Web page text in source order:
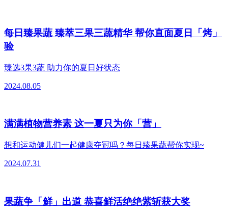
每日臻果蔬 臻萃三果三蔬精华 帮你直面夏日「烤」
验
臻选3果3蔬 助力你的夏日好状态
2024.08.05
满满植物营养素 这一夏只为你「营」
想和运动健儿们一起健康夺冠吗？每日臻果蔬帮你实现~
2024.07.31
果蔬争「鲜」出道 恭喜鲜活绝绝紫斩获大奖